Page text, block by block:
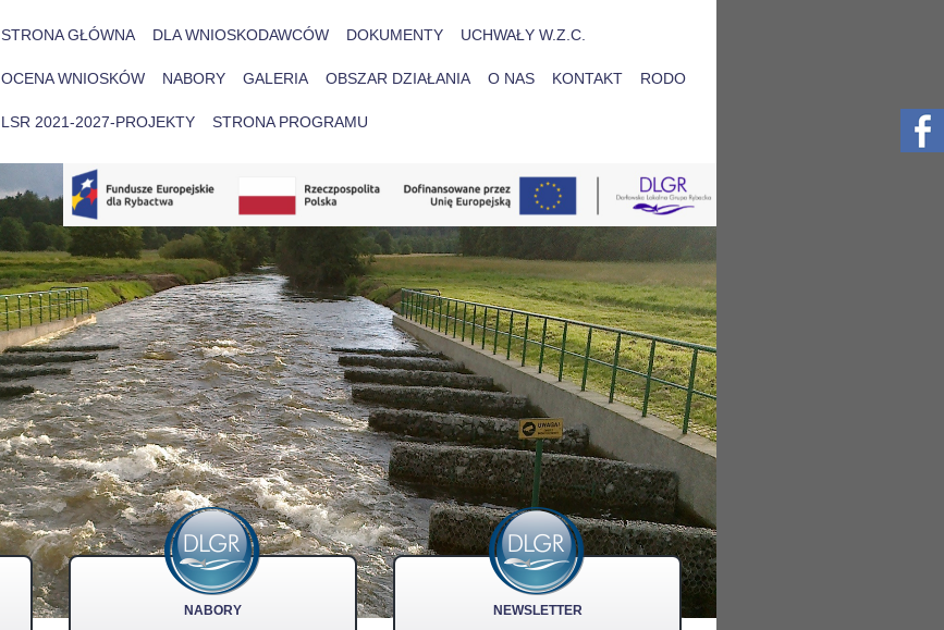
STRONA GŁÓWNA DLA WNIOSKODAWCÓW DOKUMENTY UCHWAŁY W.Z.C.
OCENA WNIOSKÓW NABORY GALERIA OBSZAR DZIAŁANIA O NAS KONTAKT RODO
LSR 2021-2027-PROJEKTY STRONA PROGRAMU
NABORY
NEWSLETTER